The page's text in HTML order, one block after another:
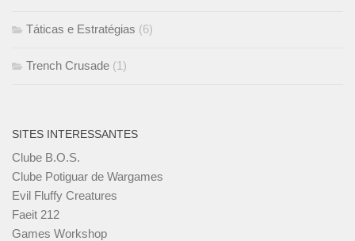
Táticas e Estratégias (6)
Trench Crusade (1)
SITES INTERESSANTES
Clube B.O.S.
Clube Potiguar de Wargames
Evil Fluffy Creatures
Faeit 212
Games Workshop